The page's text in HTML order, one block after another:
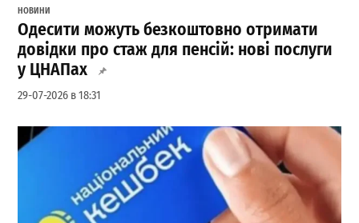
НОВИНИ
Одесити можуть безкоштовно отримати
довідки про стаж для пенсій: нові послуги
у ЦНАПах
29-07-2026 в 18:31